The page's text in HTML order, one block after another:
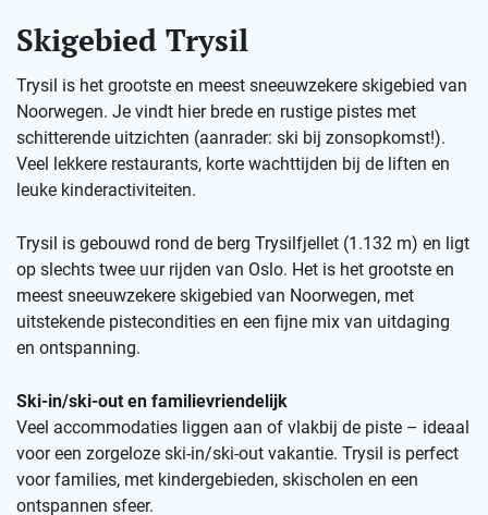
Skigebied Trysil
Trysil is het grootste en meest sneeuwzekere skigebied van
Noorwegen. Je vindt hier brede en rustige pistes met
schitterende uitzichten (aanrader: ski bij zonsopkomst!).
Veel lekkere restaurants, korte wachttijden bij de liften en
leuke kinderactiviteiten.
Trysil is gebouwd rond de berg Trysilfjellet (1.132 m) en ligt
op slechts twee uur rijden van Oslo. Het is het grootste en
meest sneeuwzekere skigebied van Noorwegen, met
uitstekende pistecondities en een fijne mix van uitdaging
en ontspanning.
Ski-in/ski-out en familievriendelijk
Veel accommodaties liggen aan of vlakbij de piste – ideaal
voor een zorgeloze ski-in/ski-out vakantie. Trysil is perfect
voor families, met kindergebieden, skischolen en een
ontspannen sfeer.